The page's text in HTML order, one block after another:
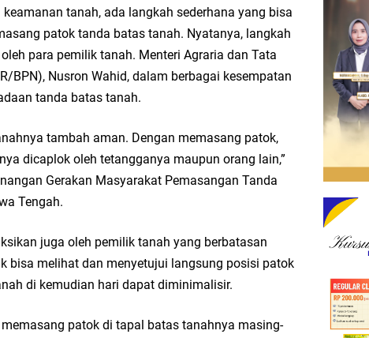
Adakan Slow Run Rutin Sepulang Kerja
PDI Perjuangan Lombok Timur Gelar Zikir dan Doa Bersama
Tiga Dekade Kudatuli, Rawat Ingatan Demokrasi
Pimpin PMII Lombok Timur, Menang Tipis di Konfercab 2026
Terbuka 2026, Ajang Bergengsi Domino Berhadiah Rp25 Juta
dan PCNU Se-Aceh Percepat Sertipikasi Tanah Wakaf
Massa Beri Ultimatum 3x24 Jam untuk Tangkap Terduga Pelaku Ujaran Kebencian
tanah, ada langkah sederhana yang bisa
patok tanda batas tanah. Nyatanya, langkah
para pemilik tanah. Menteri Agraria dan Tata
BPN), Nusron Wahid, dalam berbagai kesempatan
tanda batas tanah.
tambah aman. Dengan memasang patok,
dicaplok oleh tetangganya maupun orang lain,”
Gerakan Masyarakat Pemasangan Tanda
Tengah.
juga oleh pemilik tanah yang berbatasan
bisa melihat dan menyetujui langsung posisi patok
di kemudian hari dapat diminimalisir.
patok di tapal batas tanahnya masing-